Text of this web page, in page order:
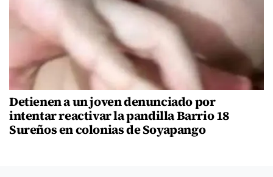
Detienen a un joven denunciado por
intentar reactivar la pandilla Barrio 18
Sureños en colonias de Soyapango